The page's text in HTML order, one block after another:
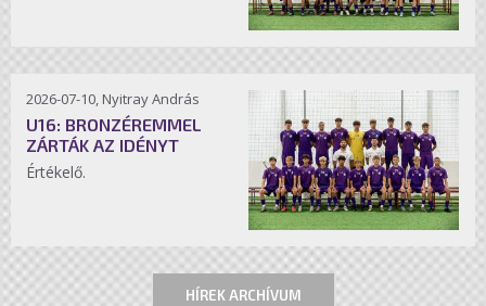
2026-07-10, Nyitray András
U16: BRONZÉREMMEL
ZÁRTÁK AZ IDÉNYT
Értékelő.
HÍREK ARCHÍVUM